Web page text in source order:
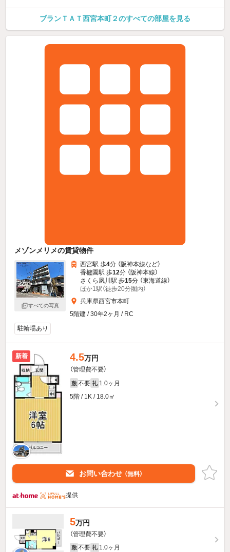
ブランＴＡＴ西宮本町２のすべての部屋を見る
メゾンメリメの賃貸物件
すべての写真
西宮駅 歩4分 （阪神本線など）
香櫨園駅 歩12分 （阪神本線）
さくら夙川駅 歩15分 （東海道線）
ほか1駅（徒歩20分圏内）
兵庫県西宮市本町
5階建 / 30年2ヶ月 / RC
駐輪場あり
新着 4.5万円
（管理費不要）
敷 不要 礼 1.0ヶ月
5階 / 1K / 18.0㎡
お問い合わせ （無料）
提供
5万円
（管理費不要）
敷 不要 礼 1.0ヶ月